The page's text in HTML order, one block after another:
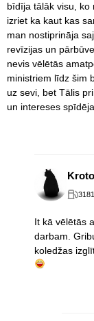
bīdīja tālāk visu, ko
izriet ka kaut kas
man nostiprināja
revīzijas un
nevis vēlētās
ministriem līdz šim
uz sevi, bet Tālis
un intereses
3181
It kā vēlētās
darbam.
koledžas